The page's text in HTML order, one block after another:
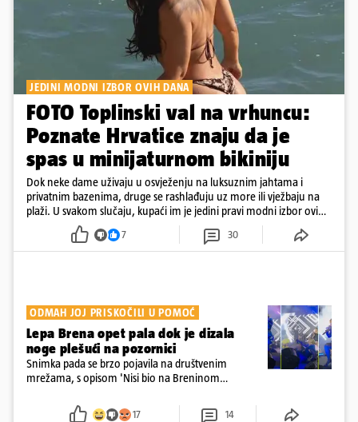
JEDINI MODNI IZBOR OVIH DANA
FOTO Toplinski val na vrhuncu:
Poznate Hrvatice znaju da je
spas u minijaturnom bikiniju
Dok neke dame uživaju u osvježenju na luksuznim jahtama i
privatnim bazenima, druge se rashlađuju uz more ili vježbaju na
plaži. U svakom slučaju, kupaći im je jedini pravi modni izbor ovih
7 30
ODMAH JOJ PRISKOČILI U POMOĆ
Lepa Brena opet pala dok je dizala
noge plešući na pozornici
Snimka pada se brzo pojavila na društvenim
mrežama, s opisom 'Nisi bio na Breninom
Srećom, pjevačica se nije ozlijedila nego je s
17 14